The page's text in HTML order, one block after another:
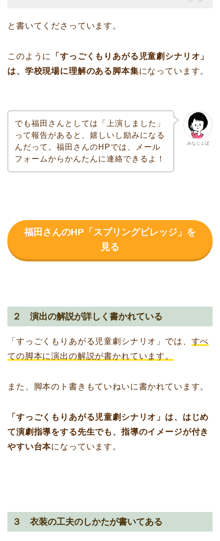
と書いてくださっています。
このように
「すっごくもりあがる児童劇シナリオ」
は、学校現場に理解のある脚本集になっています。
みなじょぼ
でも福田さんとしては「上演しました」
って報告があると、嬉しいし励みになる
んだって。福田さんのHPでは、メール
フォームからかんたんに連絡できるよ！
福田さんのHP「スプリングビレッジ」を
見る
２ 演出の解説が詳しく書かれている
「すっごくもりあがる児童劇シナリオ」では、 すべ
ての脚本に演出の解説が書かれています。
また、脚本のト書きもていねいに書かれています。
「すっごくもりあがる児童劇シナリオ」は、はじめ
て演劇指導をする先生でも、指導のイメージが付き
やすい台本になっています。
３ 衣装の工夫のしかたが書いてある